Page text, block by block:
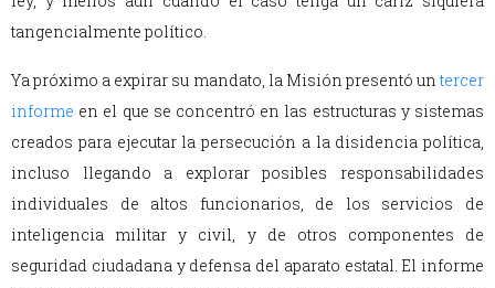
tangencialmente político.
Ya próximo a expirar su mandato, la Misión presentó un tercer
informe en el que se concentró en las estructuras y sistemas
creados para ejecutar la persecución a la disidencia política,
incluso llegando a explorar posibles responsabilidades
individuales de altos funcionarios, de los servicios de
inteligencia militar y civil, y de otros componentes de
seguridad ciudadana y defensa del aparato estatal. El informe